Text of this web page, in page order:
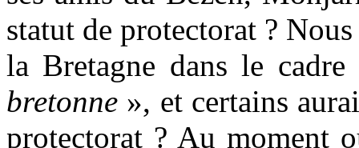
statut de protectorat ?
la Bretagne dans le
bretonne », et certains
protectorat ? Au moment